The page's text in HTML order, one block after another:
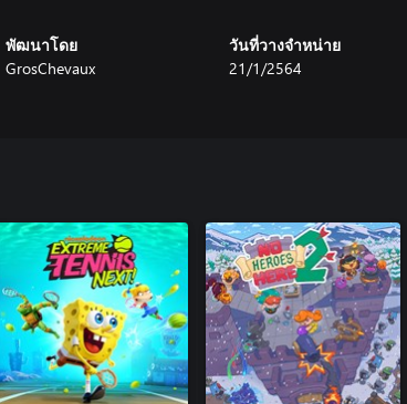
พัฒนาโดย
GrosChevaux
วันที่วางจำหน่าย
21/1/2564